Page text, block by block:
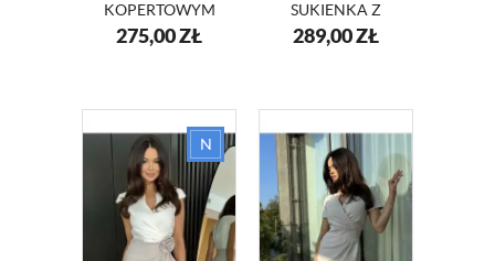
KOPERTOWYM
DEKOLTEM I
SZEROKIMI
275,00ZŁ
SUKIENKA Z
KOPERTOWYM
DEKOLTEM I
289,00ZŁ